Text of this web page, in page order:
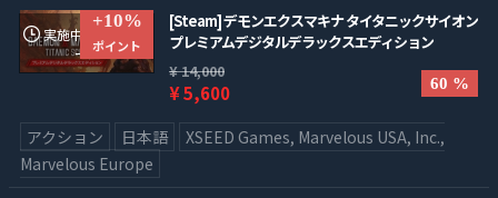
実施中のキャンペ
ーン
+10%
ポイント
[Steam] デモンエクスマキナ タイタニックサイオン
プレミアムデジタルデラックスエディション
¥ 14,000
¥ 5,600 60 %
アクション 日本語
XSEED Games, Marvelous USA, Inc.,
Marvelous Europe